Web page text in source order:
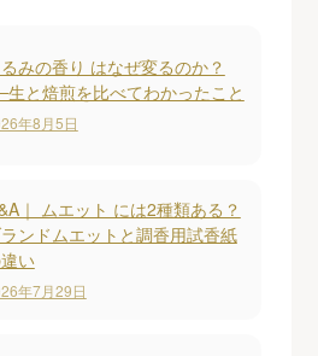
るみの香り はなぜ変るのか？
と焙煎を比べてわかったこと
年8月5日
｜ ムエット には2種類ある？
ンドムエットと調香用試香紙
い
年7月29日